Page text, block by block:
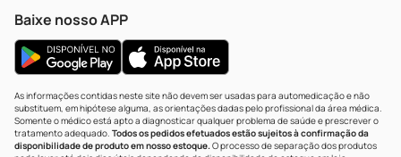
Baixe nosso APP
As informações contidas neste site não devem ser usadas para automedicação e não
substituem, em hipótese alguma, as orientações dadas pelo profissional da área médica.
Somente o médico está apto a diagnosticar qualquer problema de saúde e prescrever o
tratamento adequado. Todos os pedidos efetuados estão sujeitos à confirmação da
disponibilidade de produto em nosso estoque.O processo de separação dos produtos